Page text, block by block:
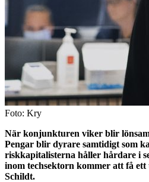
Foto: Kry
När konjunkturen viker blir
Pengar blir dyrare samtidigt som
riskkapitalisterna håller hårdare i
inom techsektorn kommer att få
Schildt.